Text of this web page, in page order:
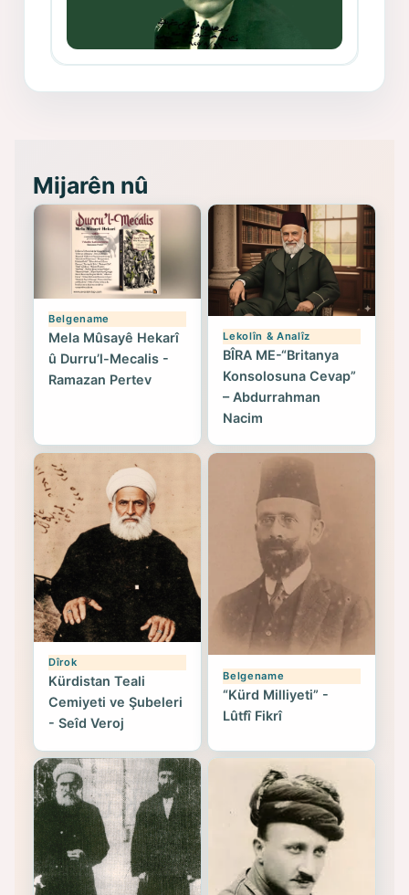
(Hoybun)’un Kuruluş Çalışmaları- 8
Mijarên nû
Belgename
Mela Mûsayê Hekarî
û Durru’l-Mecalis -
Ramazan Pertev
Lekolîn & Analîz
BÎRA ME-“Britanya
Konsolosuna Cevap”
– Abdurrahman
Nacim
Dîrok
Kürdistan Teali
Cemiyeti ve Şubeleri
- Seîd Veroj
Belgename
“Kürd Milliyeti” -
Lûtfî Fikrî